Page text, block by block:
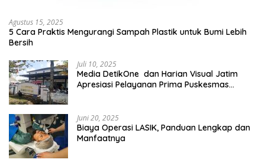
Agustus 15, 2025
5 Cara Praktis Mengurangi Sampah Plastik untuk Bumi Lebih
Bersih
Juli 10, 2025
Media DetikOne dan Harian Visual Jatim
Apresiasi Pelayanan Prima Puskesmas
Juni 20, 2025
Biaya Operasi LASIK, Panduan Lengkap dan
Manfaatnya